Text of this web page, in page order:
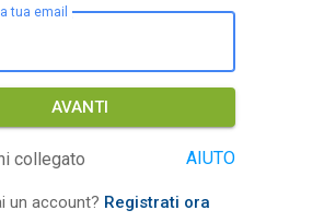
tua email
AVANTI
collegato AIUTO
un account? Registrati ora